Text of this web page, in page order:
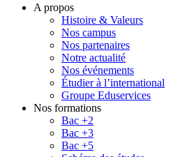
A propos
Histoire & Valeurs
Nos campus
Nos partenaires
Notre actualité
Nos événements
Étudier à l’international
Groupe Eduservices
Nos formations
Bac +2
Bac +3
Bac +5